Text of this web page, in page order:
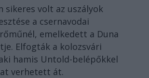
sikeres volt az uszályok
a csernavodai
emelkedett a Duna
Elfogták a kolozsvári
hamis Untold-belépőkkel
verhetett át.